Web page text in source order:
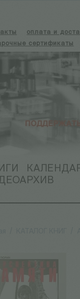
оплата и
сертификаты